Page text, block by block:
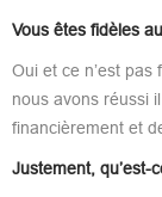
Vous êtes fidèles
Oui et ce n’est
nous avons réussi
financièrement et
Justement, qu’est-